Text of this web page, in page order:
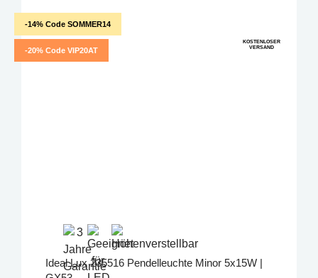
-14% Code SOMMER14
-20% Code VIP20AT
KOSTENLOSER
VERSAND
Ideal Lux 235516 Pendelleuchte Minor 5x15W |